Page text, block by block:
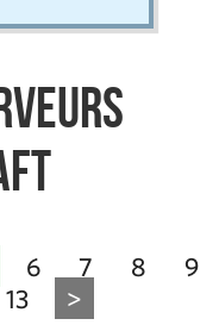
6 7 8
9
13 >